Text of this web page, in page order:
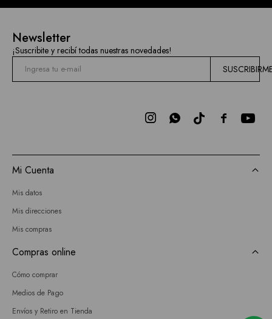
Newsletter
¡Suscribite y recibí todas nuestras novedades!

 
Mi Cuenta
Mis datos
Mis direcciones
Mis compras
Compras online
Cómo comprar
Medios de Pago
Envíos y Retiro en Tienda